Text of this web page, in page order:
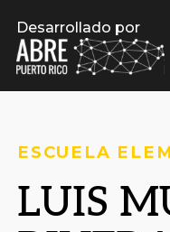
Desarrollado por
ESCUELA
LUIS